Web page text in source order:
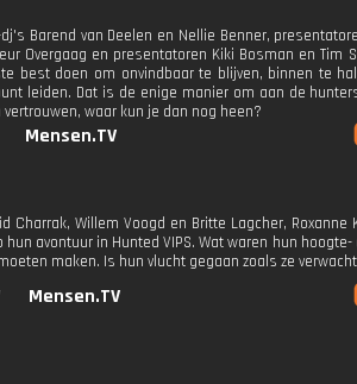
Barend van Deelen en Nellie Benner,
Overgaag en presentatoren Kiki Bosman en Tim
best doen om onvindbaar te blijven, binnen te
leiden. Dat is de enige manier om aan de
waar kun je dan nog heen?
Mensen.TV
Charrak, Willem Voogd en Britte Lagcher, Roxanne
avontuur in Hunted VIPS. Wat waren hun
maken. Is hun vlucht gegaan zoals ze
Mensen.TV